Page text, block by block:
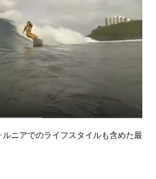
ルニアでのライフスタイルも含めた最